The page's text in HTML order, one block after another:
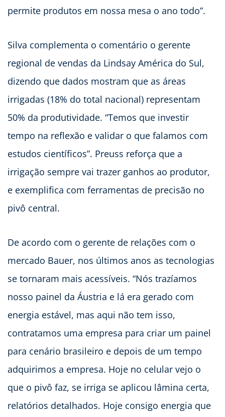
permite produtos em nossa mesa o ano todo”.
Silva complementa o comentário o gerente
regional de vendas da Lindsay América do Sul,
dizendo que dados mostram que as áreas
irrigadas (18% do total nacional) representam
50% da produtividade. “Temos que investir
tempo na reflexão e validar o que falamos com
estudos científicos”. Preuss reforça que a
irrigação sempre vai trazer ganhos ao produtor,
e exemplifica com ferramentas de precisão no
pivô central.
De acordo com o gerente de relações com o
mercado Bauer, nos últimos anos as tecnologias
se tornaram mais acessíveis. “Nós trazíamos
nosso painel da Áustria e lá era gerado com
energia estável, mas aqui não tem isso,
contratamos uma empresa para criar um painel
para cenário brasileiro e depois de um tempo
adquirimos a empresa. Hoje no celular vejo o
que o pivô faz, se irriga se aplicou lâmina certa,
relatórios detalhados. Hoje consigo energia que